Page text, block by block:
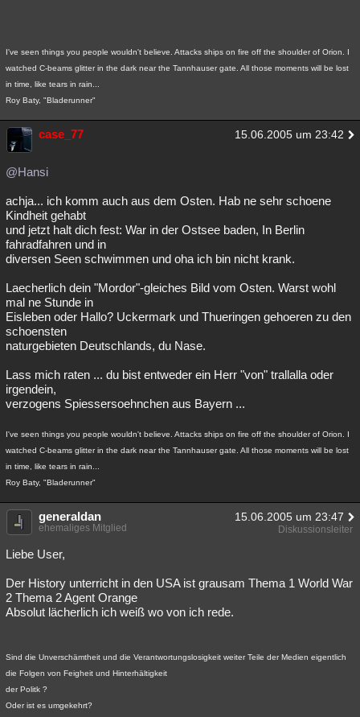
I've seen things you people wouldn't believe. Attacks ships on fire off the shoulder of Orion. I
watched C-beams glitter in the dark near the Tannhauser gate. All those moments will be lost
in time, like tears in rain...
Roy Baty, "Bladerunner"
case_77 15.06.2005 um 23:42
@Hansi
achja... ich komm auch aus dem Osten. Hab ne sehr schoene
Kindheit gehabt
und jetzt halt dich fest: War in der Ostsee baden, In Berlin
fahradfahren und in
diversen Seen schwimmen und oha ich bin nicht krank.
Laecherlich dein "Mordor"-gleiches Bild vom Osten. Warst wohl
mal ne Stunde in
Eisleben oder Hallo? Uckermark und Thueringen gehoeren zu den
schoensten
naturgebieten Deutschlands, du Nase.
Lass mich raten ... du bist entweder ein Herr "von" trallalla oder
irgendein,
verzogens Spiessersoehnchen aus Bayern ...
I've seen things you people wouldn't believe. Attacks ships on fire off the shoulder of Orion. I
watched C-beams glitter in the dark near the Tannhauser gate. All those moments will be lost
in time, like tears in rain...
Roy Baty, "Bladerunner"
generaldan 15.06.2005 um 23:47
ehemaliges Mitglied Diskussionsleiter
Liebe User,
Der History unterricht in den USA ist grausam Thema 1 World War
2 Thema 2 Agent Orange
Absolut lächerlich ich weiß wo von ich rede.
Sind die Unverschämtheit und die Verantwortungslosigkeit weiter Teile der Medien eigentlich
die Folgen von Feigheit und Hinterhältigkeit
der Politk ?
Oder ist es umgekehrt?